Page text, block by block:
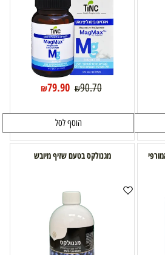
₪90.70
₪79.90
הוסף לסל
מגנולקס בטעם שזיף מיובש